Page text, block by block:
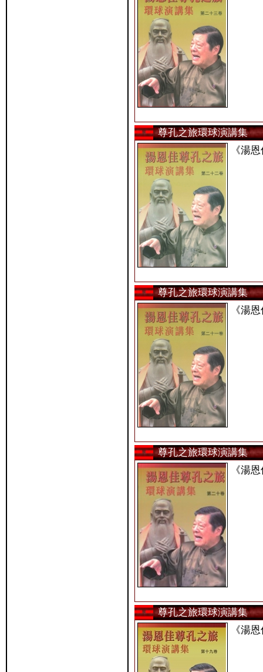
尊孔之旅環球演講集
《湯
尊孔之旅環球演講集
《湯
尊孔之旅環球演講集
《湯
尊孔之旅環球演講集
《湯